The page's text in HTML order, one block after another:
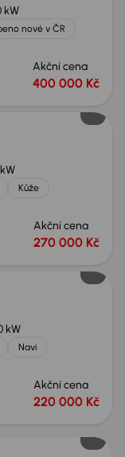
kW
nové v ČR
Akční cena
400 000 Kč
kW
Kůže
Akční cena
270 000 Kč
kW
Navi
Akční cena
220 000 Kč